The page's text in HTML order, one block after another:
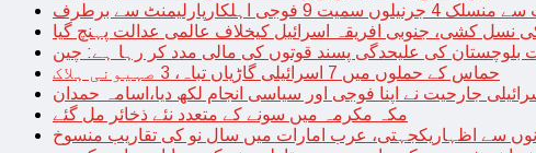
اہلکارپارلیمنٹ سے برطرف
نسل کشی، جنوبی افریقہ اسرائیل کیخلاف عالمی عدالت پہنچ گیا
بلوچستان کی علیحدگی پسند قوتوں کی مالی مدد کر رہا ہے: چین
حماس کے حملوں میں 7 اسرائیلی گاڑیاں تباہ، 3 صہیونی ہلاک
جارحیت نے اپنا فوجی اور سیاسی انجام لکھ دیا،اسامہ حمدان
مکہ مکرمہ میں سونے کے متعدد نئے ذخائر مل گئے
سے اظہاریکجہتی، عرب امارات میں سال نو کی تقاریب منسوخ